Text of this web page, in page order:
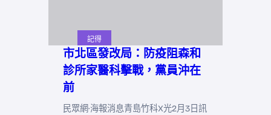
記得
市北區發改局：防疫阻森和
診所家醫科擊戰，黨員沖在
前
民眾網·海報消息青島竹科X光2月3日訊